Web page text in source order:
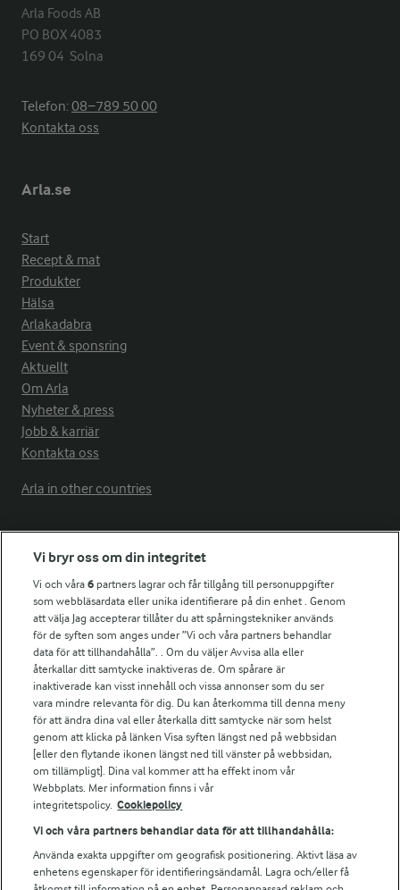
Arla Foods AB
PO BOX 4083
169 04  Solna
Telefon:08−789 50 00
Kontakta oss
Arla.se
Start
Recept & mat
Produkter
Hälsa
Arlakadabra
Event & sponsring
Aktuellt
Om Arla
Nyheter & press
Jobb & karriär
Kontakta oss
Arla in other countries
Fler Arlasajter
För ägare
Arlas kundportal
Arla.com
Falbygdens Ost
Arla webbshop
Bildbank
Följ oss
Vi bryr oss om din integritet
Vi och våra6 partners lagrar och får tillgång till personuppgifter
som webbläsardata eller unika identifierare på din enhet . Genom
att välja Jag accepterar tillåter du att spårningstekniker används
för de syften som anges under ”Vi och våra partners behandlar
data för att tillhandahålla”. . Om du väljer Avvisa alla eller
återkallar ditt samtycke inaktiveras de. Om spårare är
inaktiverade kan visst innehåll och vissa annonser som du ser
vara mindre relevanta för dig. Du kan återkomma till denna meny
för att ändra dina val eller återkalla ditt samtycke när som helst
genom att klicka på länken Visa syften längst ned på webbsidan
[eller den flytande ikonen längst ned till vänster på webbsidan,
om tillämpligt]. Dina val kommer att ha effekt inom vår
Webbplats. Mer information finns i vår
integritetspolicy. Cookiepolicy
Vi och våra partners behandlar data för att tillhandahålla:
Använda exakta uppgifter om geografisk positionering. Aktivt läsa av
enhetens egenskaper för identifieringsändamål. Lagra och/eller få